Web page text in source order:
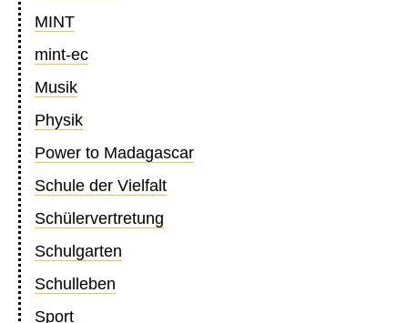
MINT
mint-ec
Musik
Physik
Power to Madagascar
Schule der Vielfalt
Schülervertretung
Schulgarten
Schulleben
Sport